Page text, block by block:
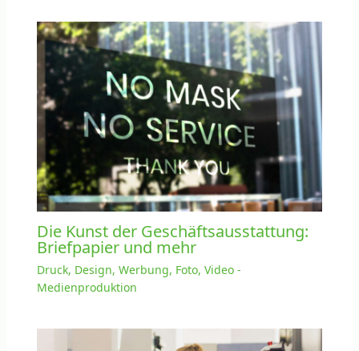
Die Kunst der Geschäftsausstattung:
Briefpapier und mehr
Druck, Design, Werbung, Foto, Video -
Medienproduktion